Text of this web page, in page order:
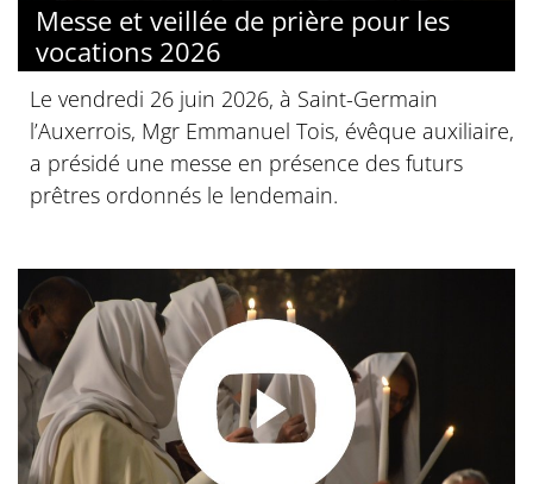
Messe et veillée de prière pour les
vocations 2026
Le vendredi 26 juin 2026, à Saint-Germain
l’Auxerrois, Mgr Emmanuel Tois, évêque auxiliaire,
a présidé une messe en présence des futurs
prêtres ordonnés le lendemain.